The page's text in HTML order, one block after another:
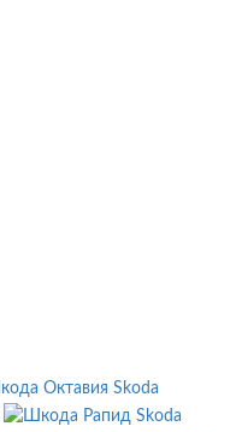
Skoda
Skoda